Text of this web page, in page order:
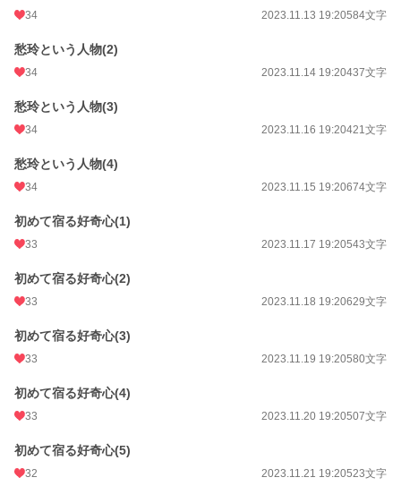
34 2023.11.13 19:20584文字
愁玲という人物(2)
34 2023.11.14 19:20437文字
愁玲という人物(3)
34 2023.11.16 19:20421文字
愁玲という人物(4)
34 2023.11.15 19:20674文字
初めて宿る好奇心(1)
33 2023.11.17 19:20543文字
初めて宿る好奇心(2)
33 2023.11.18 19:20629文字
初めて宿る好奇心(3)
33 2023.11.19 19:20580文字
初めて宿る好奇心(4)
33 2023.11.20 19:20507文字
初めて宿る好奇心(5)
32 2023.11.21 19:20523文字